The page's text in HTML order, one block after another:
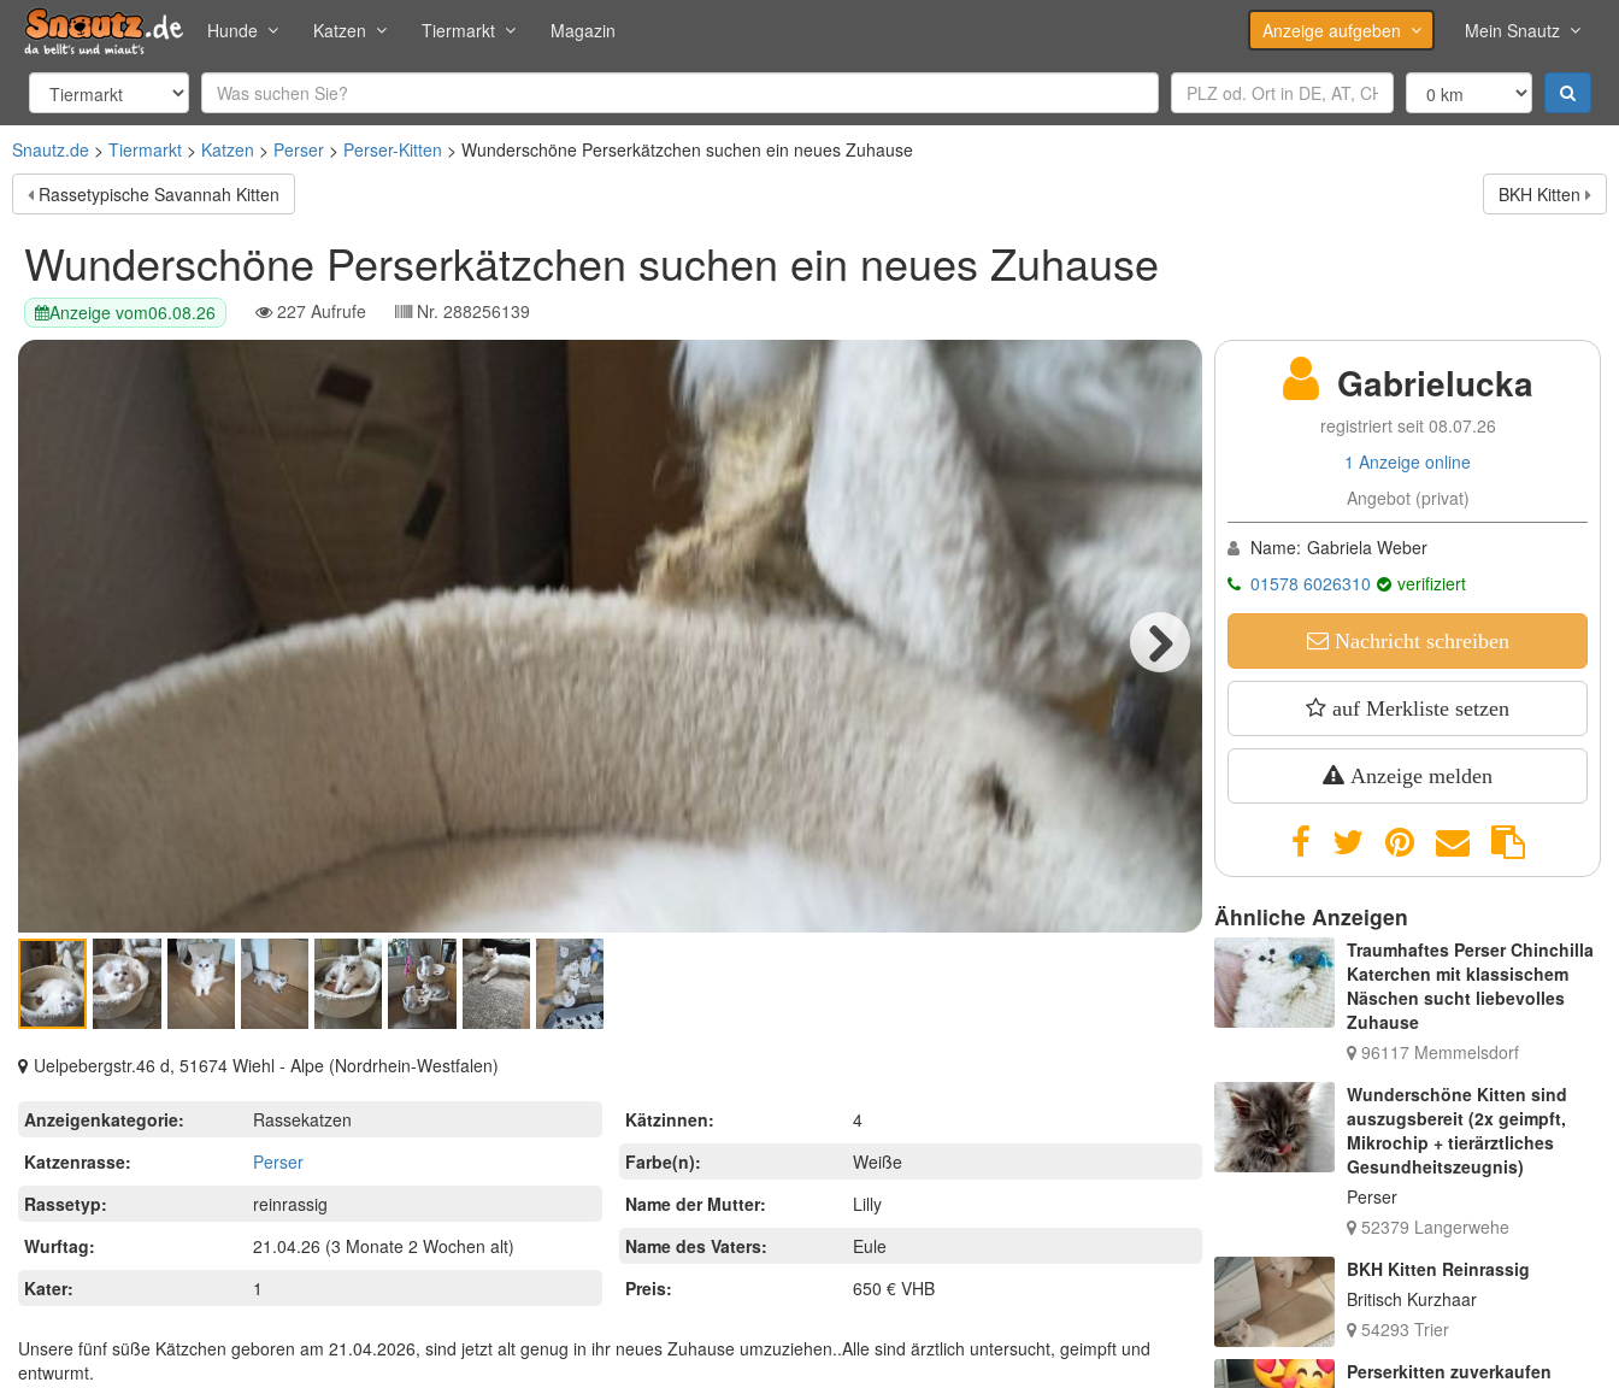
Hunde Katzen Tiermarkt Magazin Anzeige aufgeben Mein Snautz
Snautz.de Tiermarkt Katzen Perser Perser-Kitten
Wunderschöne Perserkätzchen suchen ein neues Zuhause
Rassetypische Savannah Kitten
BKH Kitten
Wunderschöne Perserkätzchen suchen ein neues Zuhause
Anzeige vom06.08.26 227 Aufrufe Nr. 288256139
Uelpebergstr.46 d, 51674 Wiehl - Alpe (Nordrhein-Westfalen)
Anzeigenkategorie:
Rassekatzen
Katzenrasse:
Perser
Rassetyp:
reinrassig
Wurftag:
21.04.26 (3 Monate 2 Wochen alt)
Kater:
1
Kätzinnen:
4
Farbe(n):
Weiße
Name der Mutter:
Lilly
Name des Vaters:
Eule
Preis:
650 € VHB
Unsere fünf süße Kätzchen geboren am 21.04.2026, sind jetzt alt genug in ihr neues Zuhause umzuziehen..Alle sind ärztlich untersucht, geimpft und
entwurmt.
Gabrielucka
registriert seit 08.07.26
1 Anzeige online
Angebot (privat)
Name: Gabriela Weber
01578 6026310
verifiziert
Nachricht schreiben
auf Merkliste setzen
Anzeige melden
Ähnliche Anzeigen
Traumhaftes Perser Chinchilla
Katerchen mit klassischem
Näschen sucht liebevolles
Zuhause
96117 Memmelsdorf
Wunderschöne Kitten sind
auszugsbereit (2x geimpft,
Mikrochip + tierärztliches
Gesundheitszeugnis)
Perser
52379 Langerwehe
BKH Kitten Reinrassig
Britisch Kurzhaar
54293 Trier
Perserkitten zuverkaufen